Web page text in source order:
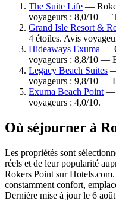
The Suite Life —
voyageurs : 8,0/10 —
Grand Isle Resort &
4 étoiles. Avis
Hideaways Exuma —
voyageurs : 8,8/10 —
Legacy Beach Suites
voyageurs : 9,8/10 —
Exuma Beach Point —
voyageurs : 4,0/10.
Où séjourner à
Les propriétés sont
réels et de leur popularité
Rokers Point sur
constamment confort,
Dernière mise à jour le 6